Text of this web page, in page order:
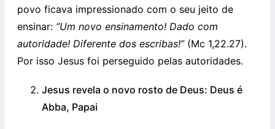
povo ficava impressionado com o seu jeito de
ensinar: “Um novo ensinamento! Dado com
autoridade! Diferente dos escribas!”(Mc 1,22.27).
Por isso Jesus foi perseguido pelas autoridades.
Jesus revela o novo rosto de Deus: Deus é
Abba, Papai